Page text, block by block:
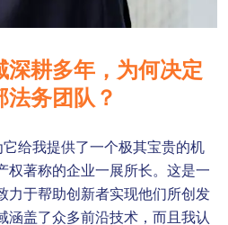
深耕多年，为何决定
务团队？
给我提供了一个极其宝贵的机
权著称的企业一展所长。这是一
力于帮助创新者实现他们所创发
涵盖了众多前沿技术，而且我认